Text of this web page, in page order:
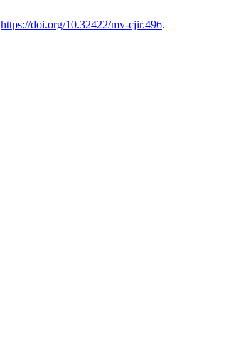
https://doi.org/10.32422/mv-cjir.496.